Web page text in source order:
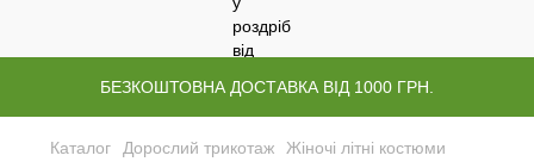
БЕЗКОШТОВНА ДОСТАВКА ВІД 1000 ГРН.
Каталог Дорослий трикотаж Жіночі літні костюми